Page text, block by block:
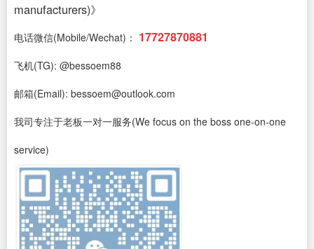
manufacturers)》
电话微信(Mobile/Wechat)： 17727870881
飞机(TG): @bessoem88
邮箱(Email): bessoem@outlook.com
我司专注于老板一对一服务(We focus on the boss one-on-one
service)